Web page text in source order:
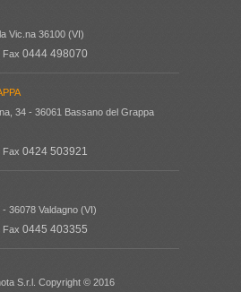
Vic.na 36100 (VI)
Fax 0444 498070
34 - 36061 Bassano del Grappa
Fax 0424 503921
36078 Valdagno (VI)
Fax 0445 403355
S.r.l. Copyright © 2016